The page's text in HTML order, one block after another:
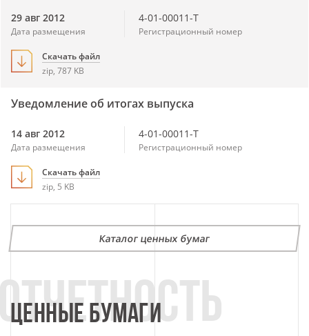
29 авг 2012
Дата размещения
4-01-00011-T
Регистрационный номер
Скачать файл
zip, 787 KB
Уведомление об итогах выпуска
14 авг 2012
Дата размещения
4-01-00011-T
Регистрационный номер
Скачать файл
zip, 5 KB
Каталог ценных бумаг
ЦЕННЫЕ БУМАГИ